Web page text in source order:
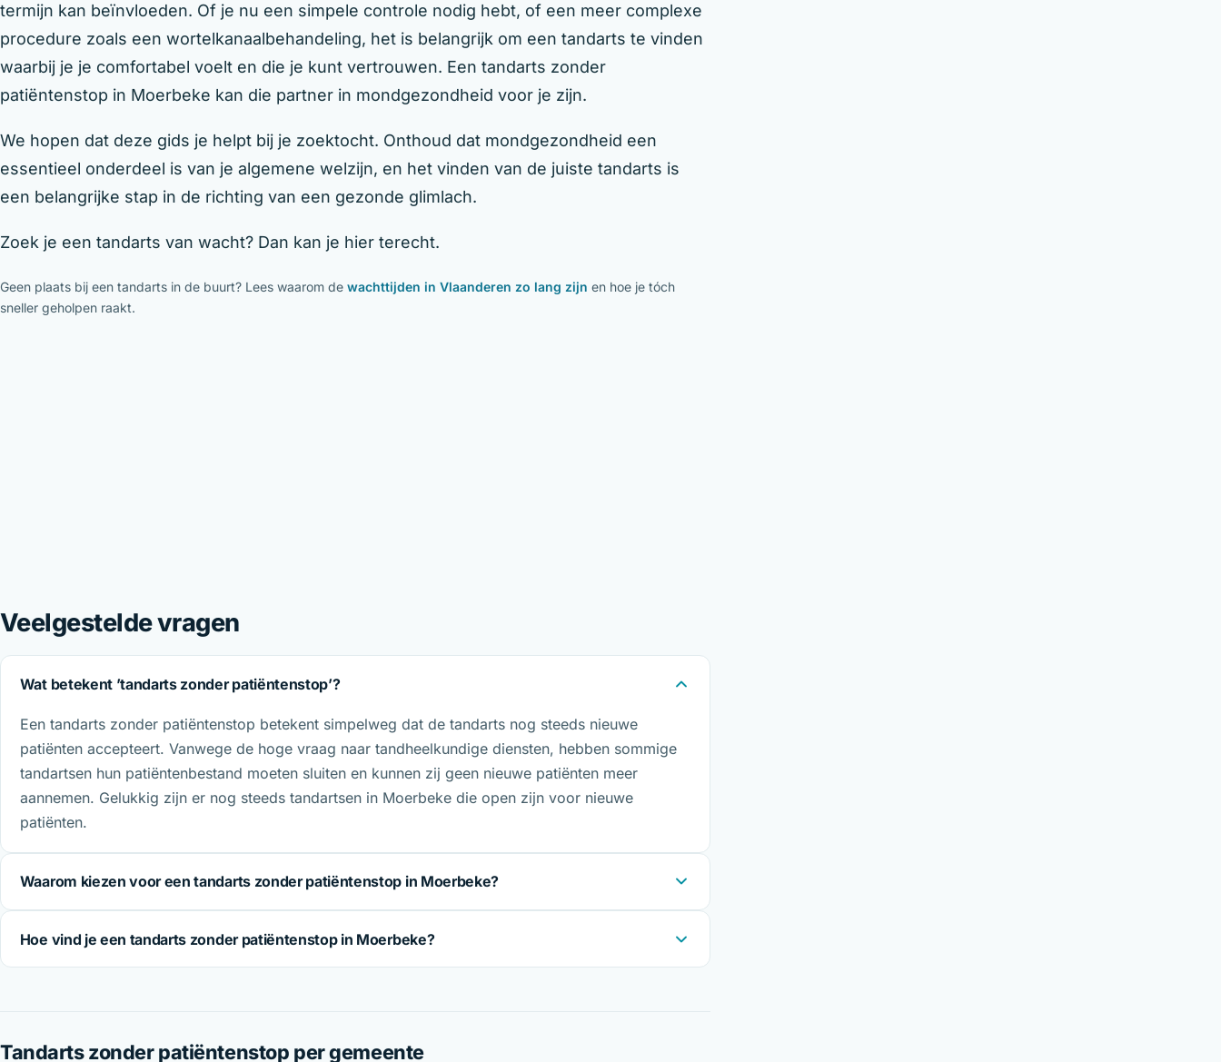
termijn kan beïnvloeden. Of je nu een simpele controle nodig hebt, of een meer complexe
procedure zoals een wortelkanaalbehandeling, het is belangrijk om een tandarts te vinden
waarbij je je comfortabel voelt en die je kunt vertrouwen. Een tandarts zonder
patiëntenstop in Moerbeke kan die partner in mondgezondheid voor je zijn.
We hopen dat deze gids je helpt bij je zoektocht. Onthoud dat mondgezondheid een
essentieel onderdeel is van je algemene welzijn, en het vinden van de juiste tandarts is
een belangrijke stap in de richting van een gezonde glimlach.
Zoek je een tandarts van wacht? Dan kan je hier terecht.
Geen plaats bij een tandarts in de buurt? Lees waarom de wachttijden in Vlaanderen zo lang zijn en hoe je tóch
sneller geholpen raakt.
Veelgestelde vragen
Wat betekent ’tandarts zonder patiëntenstop’?
Een tandarts zonder patiëntenstop betekent simpelweg dat de tandarts nog steeds nieuwe
patiënten accepteert. Vanwege de hoge vraag naar tandheelkundige diensten, hebben sommige
tandartsen hun patiëntenbestand moeten sluiten en kunnen zij geen nieuwe patiënten meer
aannemen. Gelukkig zijn er nog steeds tandartsen in Moerbeke die open zijn voor nieuwe
patiënten.
Waarom kiezen voor een tandarts zonder patiëntenstop in Moerbeke?
Hoe vind je een tandarts zonder patiëntenstop in Moerbeke?
Tandarts zonder patiëntenstop per gemeente